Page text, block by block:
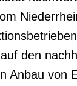
den
Anbau von